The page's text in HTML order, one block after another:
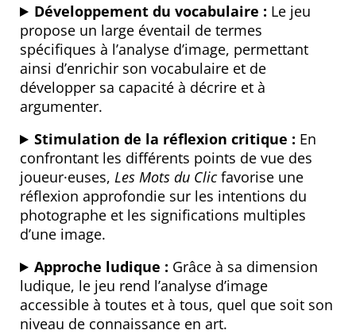
Développement du vocabulaire : Le jeu
propose un large éventail de termes
spécifiques à l’analyse d’image, permettant
ainsi d’enrichir son vocabulaire et de
développer sa capacité à décrire et à
argumenter.
Stimulation de la réflexion critique : En
confrontant les différents points de vue des
joueur·euses, Les Mots du Clicfavorise une
réflexion approfondie sur les intentions du
photographe et les significations multiples
d’une image.
Approche ludique : Grâce à sa dimension
ludique, le jeu rend l’analyse d’image
accessible à toutes et à tous, quel que soit son
niveau de connaissance en art.